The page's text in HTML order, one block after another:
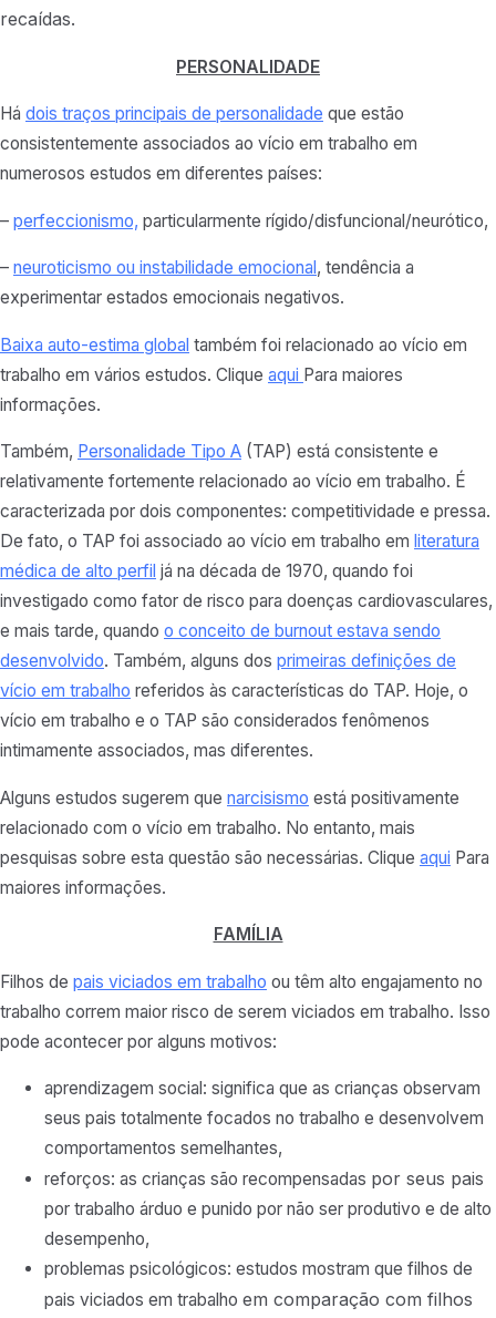
recaídas.
PERSONALIDADE
Há dois traços principais de personalidade que estão
consistentemente associados ao vício em trabalho em
numerosos estudos em diferentes países:
– perfeccionismo, particularmente rígido/disfuncional/neurótico,
– neuroticismo ou instabilidade emocional, tendência a
experimentar estados emocionais negativos.
Baixa auto-estima global também foi relacionado ao vício em
trabalho em vários estudos. Clique aqui Para maiores
informações.
Também, Personalidade Tipo A (TAP) está consistente e
relativamente fortemente relacionado ao vício em trabalho. É
caracterizada por dois componentes: competitividade e pressa.
De fato, o TAP foi associado ao vício em trabalho em literatura
médica de alto perfil já na década de 1970, quando foi
investigado como fator de risco para doenças cardiovasculares,
e mais tarde, quando o conceito de burnout estava sendo
desenvolvido. Também, alguns dos primeiras definições de
vício em trabalho referidos às características do TAP. Hoje, o
vício em trabalho e o TAP são considerados fenômenos
intimamente associados, mas diferentes.
Alguns estudos sugerem que narcisismo está positivamente
relacionado com o vício em trabalho. No entanto, mais
pesquisas sobre esta questão são necessárias. Clique aqui Para
maiores informações.
FAMÍLIA
Filhos de pais viciados em trabalho ou têm alto engajamento no
trabalho correm maior risco de serem viciados em trabalho. Isso
pode acontecer por alguns motivos:
aprendizagem social: significa que as crianças observam
seus pais totalmente focados no trabalho e desenvolvem
comportamentos semelhantes,
reforços: as crianças são recompensadas por seus pais
por trabalho árduo e punido por não ser produtivo e de alto
desempenho,
problemas psicológicos: estudos mostram que filhos de
pais viciados em trabalho em comparação com filhos